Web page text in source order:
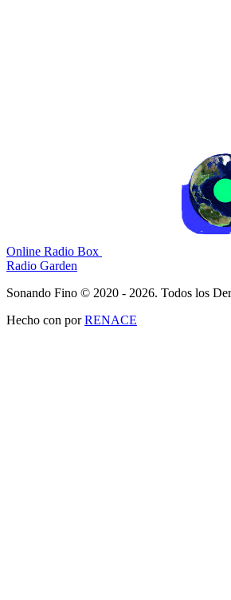
Online Radio Box
Radio Garden
Sonando Fino © 2020 - 2026. Todos los
Hecho con porRENACE